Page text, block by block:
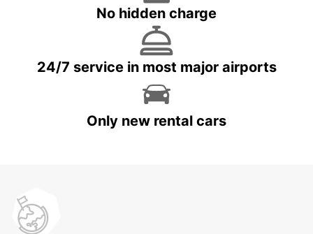
No hidden charge
24/7 service in most major airports
Only new rental cars